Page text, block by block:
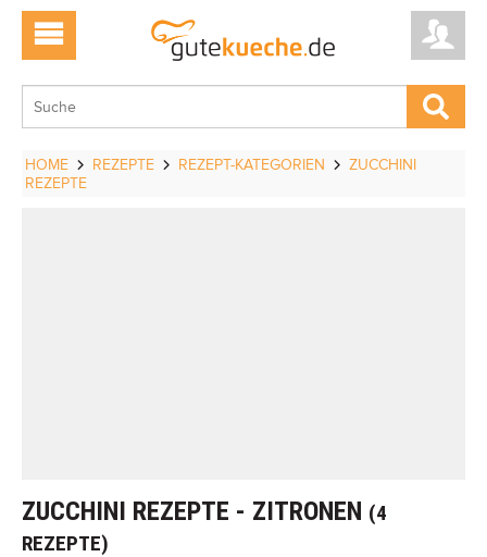
HOME REZEPTE REZEPT-KATEGORIEN
ZUCCHINI
REZEPTE
ZUCCHINI REZEPTE - ZITRONEN (4
REZEPTE)